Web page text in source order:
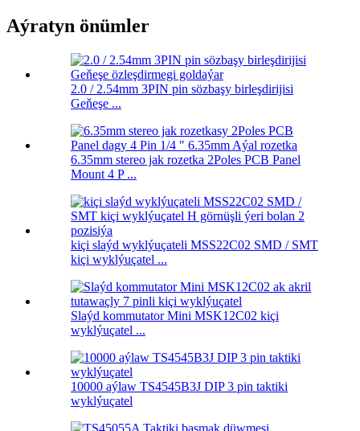
Aýratyn önümler
2.0 / 2.54mm 3PIN pin sözbaşy birleşdirijisi
Geňeşe ...
6.35mm stereo jak rozetka 2Poles PCB Panel
Mount 4 P ...
kiçi slaýd wyklýuçateli MSS22C02 SMD / SMT
kiçi wyklýuçatel ...
Slaýd kommutator Mini MSK12C02 kiçi
wyklýuçatel ...
10000 aýlaw TS4545B3J DIP 3 pin taktiki
wyklýuçatel